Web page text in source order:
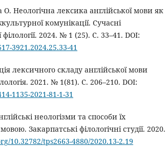
Неологічна лексика англійської мови як
комунікації. Сучасні
2024. № 1 (25). С. 33–41. DOI:
3921.2024.25.33-41
лексичного складу англійської мови
2021. № 1(81). С. 206–210. DOI:
1135-2021-81-1-31
неологізми та способи їх
Закарпатські філологічні студії. 2020.
10.32782/tps2663-4880/2020.13-2.19